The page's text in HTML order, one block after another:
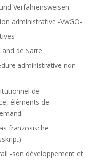
Verfahrensweisen
administrative -VwGO-
de Sarre
administrative non
de
éléments de
französische
-son développement et